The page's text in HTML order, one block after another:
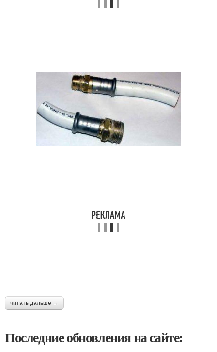
читать дальше →
Последние обновления на сайте: